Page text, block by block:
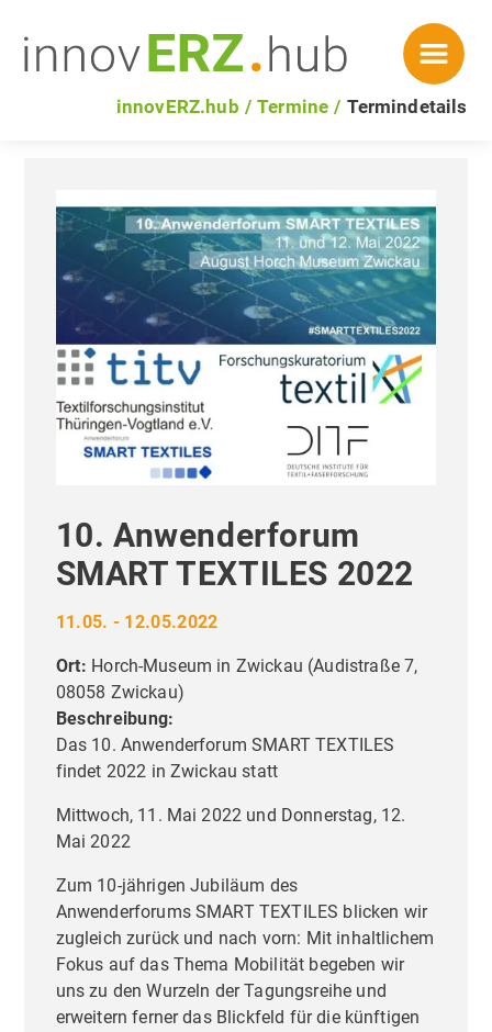
innovERZ.hub Termine Termindetails
10. Anwenderforum
SMART TEXTILES 2022
11.05. - 12.05.2022
Ort: Horch-Museum in Zwickau (Audistraße 7,
08058 Zwickau)
Beschreibung:
Das 10. Anwenderforum SMART TEXTILES
findet 2022 in Zwickau statt
Mittwoch, 11. Mai 2022 und Donnerstag, 12.
Mai 2022
Zum 10-jährigen Jubiläum des
Anwenderforums SMART TEXTILES blicken wir
zugleich zurück und nach vorn: Mit inhaltlichem
Fokus auf das Thema Mobilität begeben wir
uns zu den Wurzeln der Tagungsreihe und
erweitern ferner das Blickfeld für die künftigen